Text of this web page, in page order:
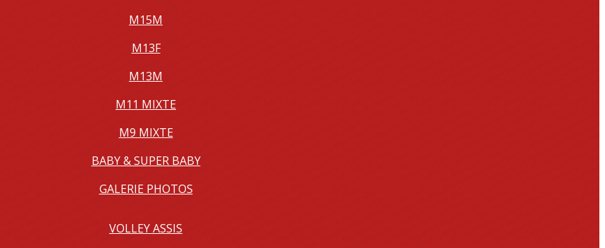
M15M
M13F
M13M
M11 MIXTE
M9 MIXTE
BABY & SUPER BABY
GALERIE PHOTOS
VOLLEY ASSIS